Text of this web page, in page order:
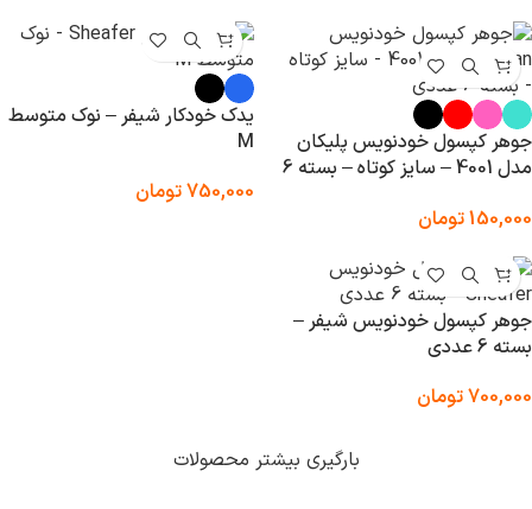
جوهر کپسول خودنویس پلیکان
مدل 4001 – سایز کوتاه – بسته 6
150,000تومان
یدک خودکار شیفر – نوک متوسط
M
750,000تومان
جوهر کپسول خودنویس شیفر –
بسته 6 عددی
700,000تومان
بارگیری بیشتر محصولات